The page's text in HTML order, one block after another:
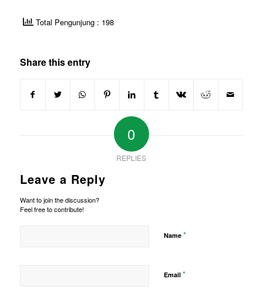
Total Pengunjung : 198
Share this entry
0
REPLIES
Leave a Reply
Want to join the discussion?
Feel free to contribute!
Name *
Email *